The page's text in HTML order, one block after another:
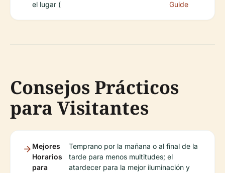
el lugar (
Guide
Consejos Prácticos
para Visitantes
Mejores
Horarios
para
Temprano por la mañana o al final de la
tarde para menos multitudes; el
atardecer para la mejor iluminación y